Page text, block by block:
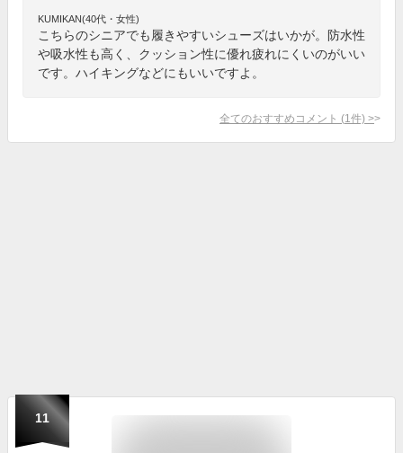
KUMIKAN(40代・女性)
こちらのシニアでも履きやすいシューズはいかが。防水性
や吸水性も高く、クッション性に優れ疲れにくいのがいい
です。ハイキングなどにもいいですよ。
全てのおすすめコメント (1 件) >
11